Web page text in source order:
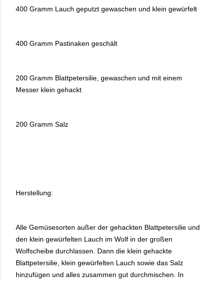
400 Gramm Lauch geputzt gewaschen und klein gewürfelt
400 Gramm Pastinaken geschält
200 Gramm Blattpetersilie, gewaschen und mit einem
Messer klein gehackt
200 Gramm Salz
Herstellung:
Alle Gemüsesorten außer der gehackten Blattpetersilie und
den klein gewürfelten Lauch im Wolf in der großen
Wolfscheibe durchlassen. Dann die klein gehackte
Blattpetersilie, klein gewürfelten Lauch sowie das Salz
hinzufügen und alles zusammen gut durchmischen. In